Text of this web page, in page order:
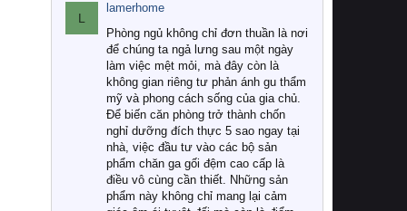
L
lamerhome
Phòng ngủ không chỉ đơn thuần là nơi
để chúng ta ngả lưng sau một ngày
làm việc mệt mỏi, mà đây còn là
không gian riêng tư phản ánh gu thẩm
mỹ và phong cách sống của gia chủ.
Để biến căn phòng trở thành chốn
nghỉ dưỡng đích thực 5 sao ngay tại
nhà, việc đầu tư vào các bộ sản
phẩm chăn ga gối đệm cao cấp là
điều vô cùng cần thiết. Những sản
phẩm này không chỉ mang lại cảm